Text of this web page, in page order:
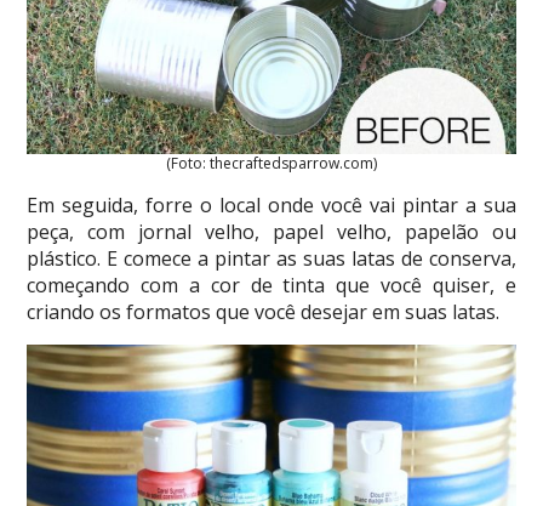
(Foto: thecraftedsparrow.com)
Em seguida, forre o local onde você vai pintar a sua
peça, com jornal velho, papel velho, papelão ou
plástico. E comece a pintar as suas latas de conserva,
começando com a cor de tinta que você quiser, e
criando os formatos que você desejar em suas latas.